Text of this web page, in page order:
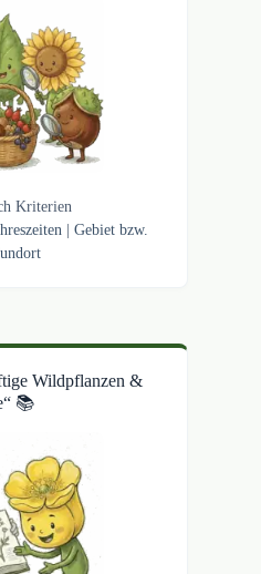
Kriterien
| Gebiet bzw.
Wildpflanzen &
📚